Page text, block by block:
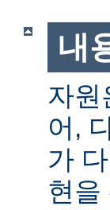
내
자원
어,
가
현을